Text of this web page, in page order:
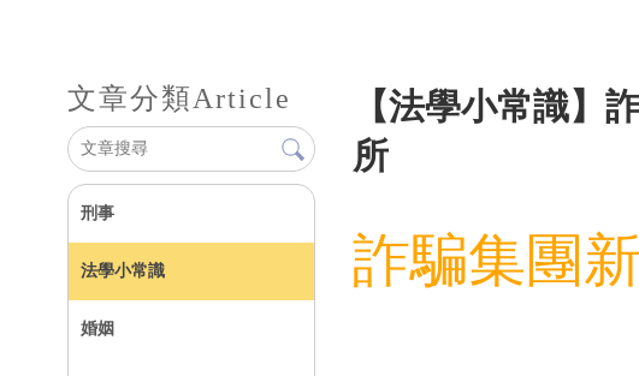
文章分類Article
刑事
法學小常識
婚姻
【法學小常識】
所
詐騙集團